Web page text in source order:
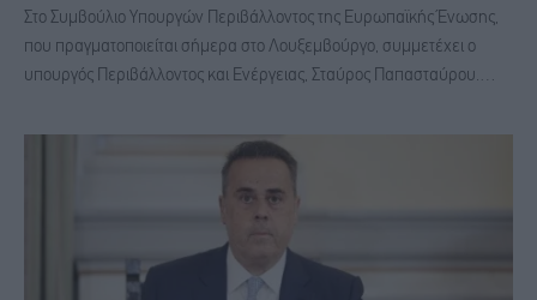
Στο Συμβούλιο Υπουργών Περιβάλλοντος της Ευρωπαϊκής Ένωσης,
που πραγματοποιείται σήμερα στο Λουξεμβούργο, συμμετέχει ο
υπουργός Περιβάλλοντος και Ενέργειας, Σταύρος Παπασταύρου.…